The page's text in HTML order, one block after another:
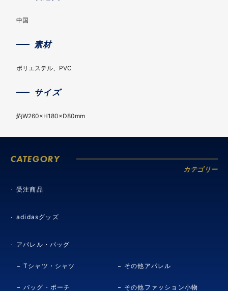
中国
素材
ポリエステル、PVC
サイズ
約W260×H180×D80mm
CATEGORY
カテゴリー
受注商品
adidasグッズ
アパレル・バッグ
Tシャツ・シャツ その他アパレル
バッグ・ポーチ その他ファッション小物